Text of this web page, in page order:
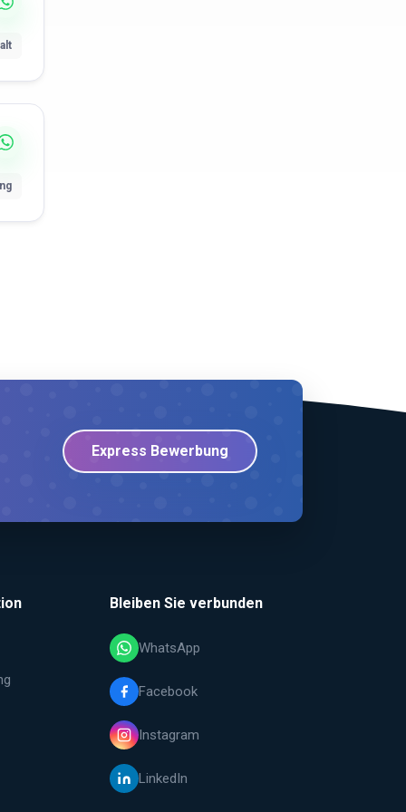
Express Bewerbung
Bleiben Sie verbunden
WhatsApp
Facebook
Instagram
LinkedIn